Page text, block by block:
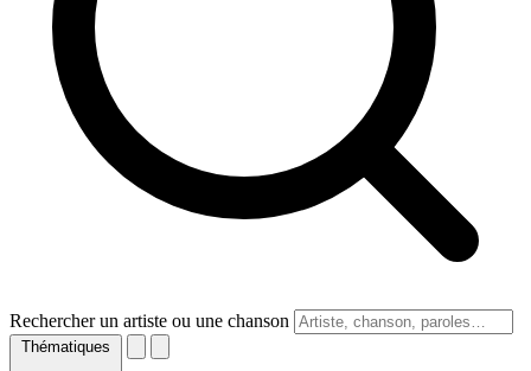
Rechercher un artiste ou une chanson
Thématiques